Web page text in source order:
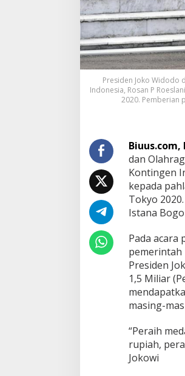
Presiden Joko Widodo
Indonesia, Rosan P
2020. Pemberian
Biuus.com,
dan
Kontingen
kepada
Tokyo
Istana
Pada acara
pemerintah
Presiden
1,5 Miliar
masing-
“Peraih
rupiah,
Jokowi